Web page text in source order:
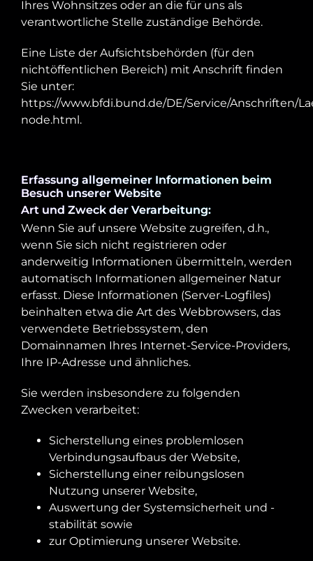
Ihres Wohnsitzes oder an die für uns als
verantwortliche Stelle zuständige Behörde.
Eine Liste der Aufsichtsbehörden (für den
nichtöffentlichen Bereich) mit Anschrift finden
Sie unter:
https://www.bfdi.bund.de/DE/Service/Anschriften/
node.html.
Erfassung allgemeiner Informationen beim
Besuch unserer Website
Art und Zweck der Verarbeitung:
Wenn Sie auf unsere Website zugreifen, d.h.,
wenn Sie sich nicht registrieren oder
anderweitig Informationen übermitteln, werden
automatisch Informationen allgemeiner Natur
erfasst. Diese Informationen (Server-Logfiles)
beinhalten etwa die Art des Webbrowsers, das
verwendete Betriebssystem, den
Domainnamen Ihres Internet-Service-Providers,
Ihre IP-Adresse und ähnliches.
Sie werden insbesondere zu folgenden
Zwecken verarbeitet:
Sicherstellung eines problemlosen
Verbindungsaufbaus der Website,
Sicherstellung einer reibungslosen
Nutzung unserer Website,
Auswertung der Systemsicherheit und -
stabilität sowie
zur Optimierung unserer Website.